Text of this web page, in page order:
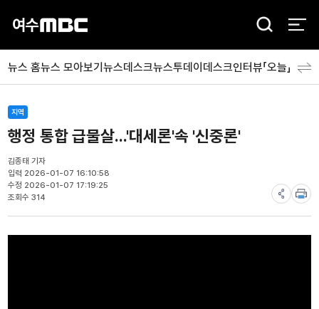
검
뉴스 홈뉴스 모아보기뉴스데스크뉴스투데이데스크인터뷰「오늘」 분야
지역
행정 통합 급물살...'대세론'속 '신중론'
김종태 기자
입력 2026-01-07 16:10:58
수정 2026-01-07 17:19:25
조회수 314